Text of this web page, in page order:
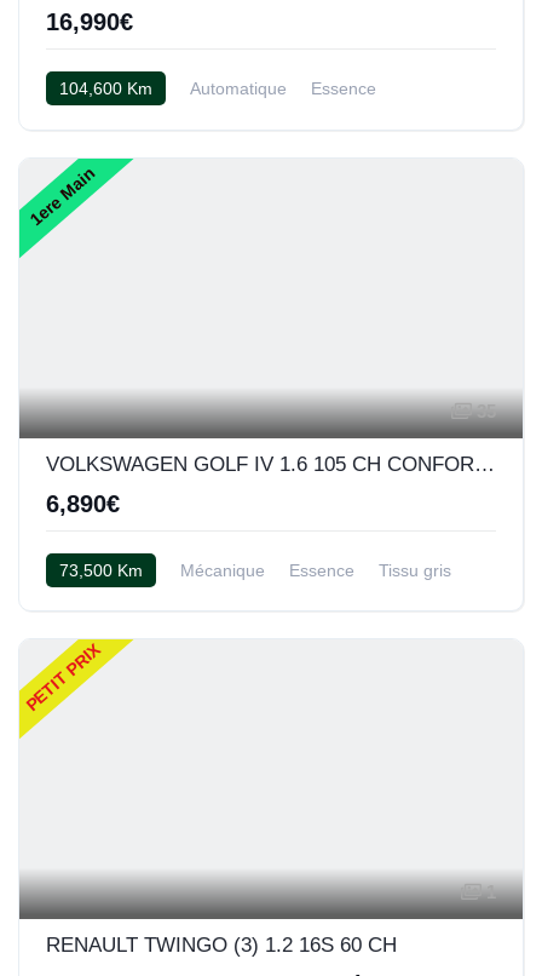
16,990€
104,600 Km Automatique
Essence
1ere Main
35
VOLKSWAGEN GOLF IV 1.6 105 CH CONFORT 5P
6,890€
73,500 Km Mécanique Essence Tissu gris
PETIT PRIX
1
RENAULT TWINGO (3) 1.2 16S 60 CH